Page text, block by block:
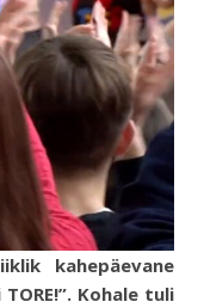
Kohale tuli